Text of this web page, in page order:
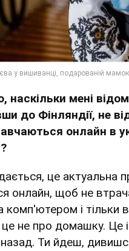
наскільки мені
до Фінляндії, не
онлайн в
це актуальна
онлайн, щоб не
комп'ютером і тільки
не про домашку. Це і
Ти йдеш,